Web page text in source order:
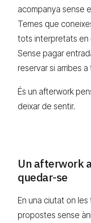
acompanya sense
Temes que
tots interpretats en
Sense pagar
reservar si arribes a
És un afterwork
deixar de sentir.
Un afterwork
quedar-se
En una ciutat on
propostes sense